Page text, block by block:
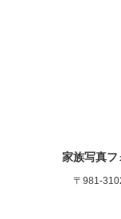
家族写真フ
〒981-